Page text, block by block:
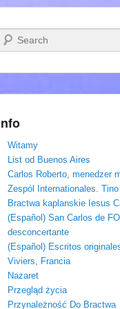
Szukaj
Witamy
List od Buenos Aires
Carlos Roberto, menedzer
Zespól Internationales. Tino
Bractwa kaplanskie Iesus
(Español) San Carlos de
desconcertante
(Español) Escritos
Viviers, Francia
Nazaret
Przegląd życia
Przynależność Do Bractwa